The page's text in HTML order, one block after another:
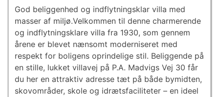
God beliggenhed og indflytningsklar villa med
masser af miljø.Velkommen til denne charmerende
og indflytningsklare villa fra 1930, som gennem
årene er blevet nænsomt moderniseret med
respekt for boligens oprindelige stil. Beliggende på
en stille, lukket villavej på P.A. Madvigs Vej 30 får
du her en attraktiv adresse tæt på både bymidten,
skovområder, skole og idrætsfaciliteter – en ideel